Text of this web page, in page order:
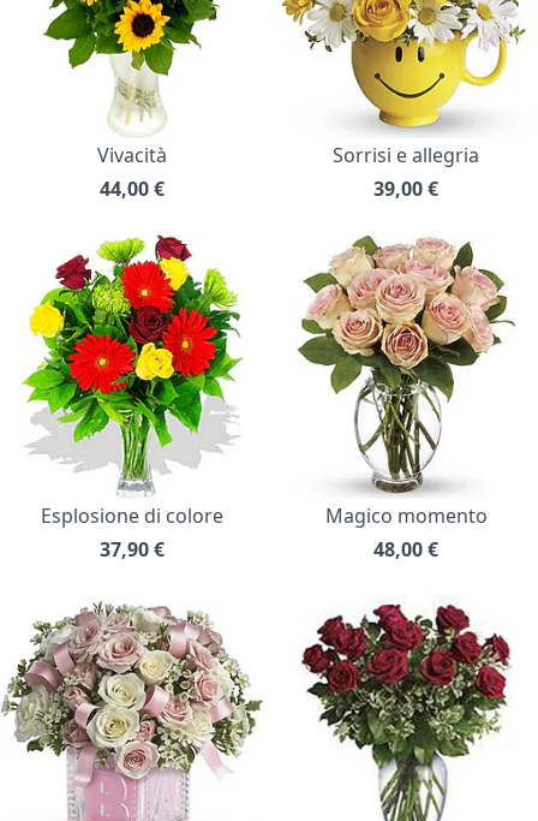
Vivacità
44,00€
Sorrisi e allegria
39,00€
Esplosione di colore
37,90€
Magico momento
48,00€